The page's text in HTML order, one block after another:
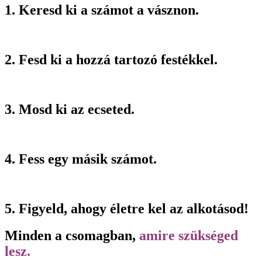
1. Keresd ki a számot a vásznon.
2. Fesd ki a hozzá tartozó festékkel.
3. Mosd ki az ecseted.
4. Fess egy másik számot.
5. Figyeld, ahogy életre kel az alkotásod!
Minden a csomagban, amire szükséged
lesz.